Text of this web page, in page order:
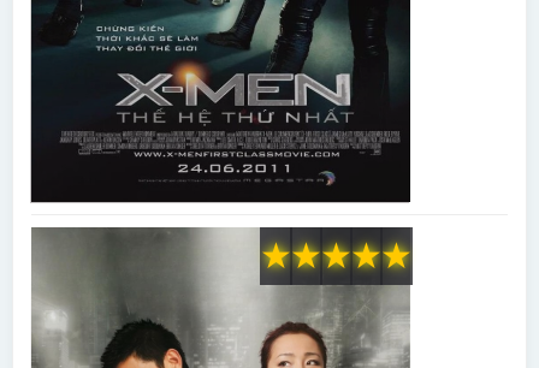
★
★
★
★
★